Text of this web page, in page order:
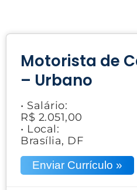
Motorista de
– Urbano
• Salário:
R$ 2.051,00
• Local:
Brasília, DF
Enviar Currículo »